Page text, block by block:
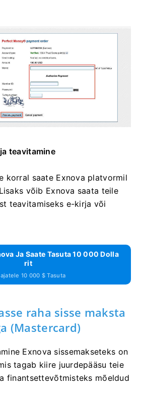
teavitamine
korral saate Exnova platvormil
võib Exnova saata teile
teavitamiseks e-kirja või
Ja Saate Tasuta 10 000 Dolla
Rit
10 000 $ Tasuta
raha sisse maksta
(Mastercard)
Exnova sissemakseteks on
tagab kiire juurdepääsu teie
finantsettevõtmisteks mõeldud